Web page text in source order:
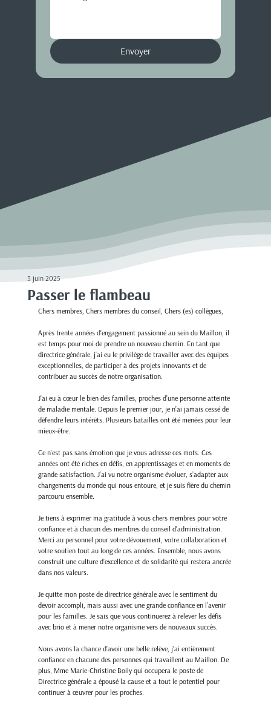
Passer le flambeau
3 juin 2025
Chers membres, Chers membres du conseil, Chers (es) collègues,
Après trente années d’engagement passionné au sein du Maillon, il
est temps pour moi de prendre un nouveau chemin. En tant que
directrice générale, j’ai eu le privilège de travailler avec des équipes
exceptionnelles, de participer à des projets innovants et de
contribuer au succès de notre organisation.
J’ai eu à cœur le bien des familles, proches d’une personne atteinte
de maladie mentale. Depuis le premier jour, je n’ai jamais cessé de
défendre leurs intérêts. Plusieurs batailles ont été menées pour leur
mieux-être.
Ce n’est pas sans émotion que je vous adresse ces mots. Ces
années ont été riches en défis, en apprentissages et en moments de
grande satisfaction. J’ai vu notre organisme évoluer, s’adapter aux
changements du monde qui nous entoure, et je suis fière du chemin
parcouru ensemble.
Je tiens à exprimer ma gratitude à vous chers membres pour votre
confiance et à chacun des membres du conseil d’administration.
Merci au personnel pour votre dévouement, votre collaboration et
votre soutien tout au long de ces années. Ensemble, nous avons
construit une culture d’excellence et de solidarité qui restera ancrée
dans nos valeurs.
Je quitte mon poste de directrice générale avec le sentiment du
devoir accompli, mais aussi avec une grande confiance en l’avenir
pour les familles. Je sais que vous continuerez à relever les défis
avec brio et à mener notre organisme vers de nouveaux succès.
Nous avons la chance d’avoir une belle relève, j’ai entièrement
confiance en chacune des personnes qui travaillent au Maillon. De
plus, Mme Marie-Christine Boily qui occupera le poste de
Directrice générale a épousé la cause et a tout le potentiel pour
continuer à œuvrer pour les proches.
Envoyer